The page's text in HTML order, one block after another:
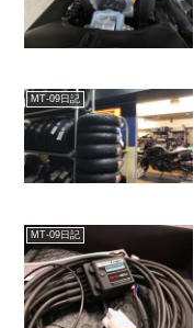
MT-09日記
MT-09日記